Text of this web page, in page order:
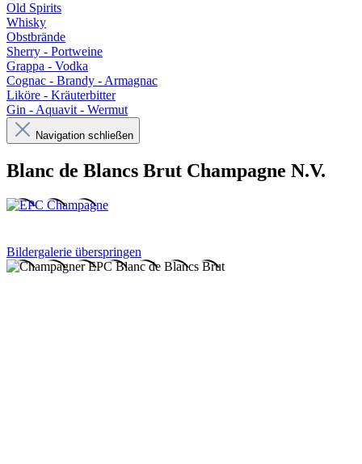
Old Spirits
Whisky
Obstbrände
Sherry - Portweine
Grappa - Vodka
Cognac - Brandy - Armagnac
Liköre - Kräuterbitter
Gin - Aquavit - Wermut
Navigation schließen
Blanc de Blancs Brut Champagne N.V.
Bildergalerie überspringen